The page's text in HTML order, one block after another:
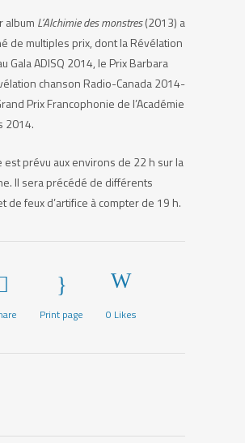
album L’Alchimie des monstres(2013) a
de multiples prix, dont la Révélation
Gala ADISQ 2014, le Prix Barbara
chanson Radio-Canada 2014-
Prix Francophonie de l’Académie
2014.
est prévu aux environs de 22 h sur la
Il sera précédé de différents
de feux d’artifice à compter de 19 h.
Print page 0 Likes